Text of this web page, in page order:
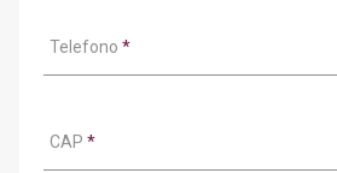
Telefono *
CAP *